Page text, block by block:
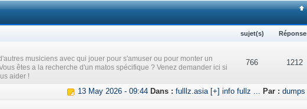
sujet(s)
musiciens avec qui jouer pour s'amuser ou pour monter un
êtes a la recherche d'un matos spécifique ? Venez demander ici si
aider !
766 1212
13 May 2026 - 09:44 Dans : fulllz.asia [+] info fullz ... Par : dumps